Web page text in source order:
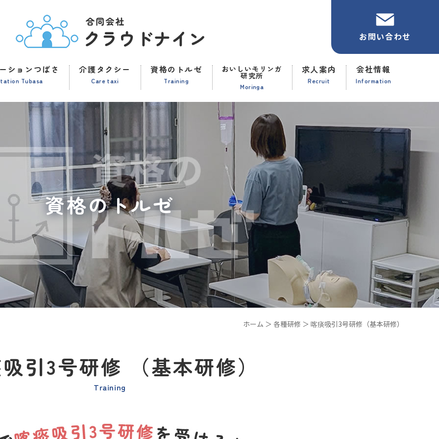
ションつばさ
Tubasa
介護タクシー
Care taxi
資格のトルゼ
Training
おいしいモリンガ
研究所
Moringa
求人案内
Recruit
会社情報
Information
お問い合わせ
資格のトルゼ
ホーム ＞ 各種研修 ＞ 喀痰吸引3号研修（基本研修）
引3号研修 （基本研修）
Training